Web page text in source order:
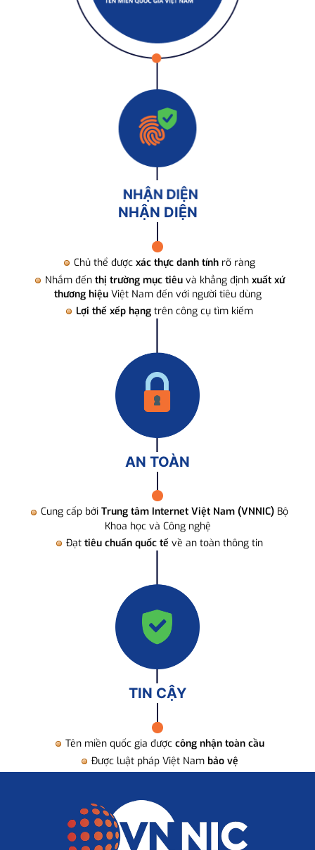
NHẬN DIỆN
Chủ thể được xác thực danh tính rõ ràng
Nhắm đến thị trường mục tiêuvà khẳng định xuất xứ
thương hiệuViệt Nam đến với người tiêu dùng
Lợi thế xếp hạng trên công cụ tìm kiếm
AN TOÀN
Cung cấp bởi Trung tâm Internet Việt Nam (VNNIC) Bộ
Khoa học và Công nghệ
Đạt tiêu chuẩn quốc tế về an toàn thông tin
TIN CẬY
Tên miền quốc gia được công nhận toàn cầu
Được luật pháp Việt Nam bảo vệ